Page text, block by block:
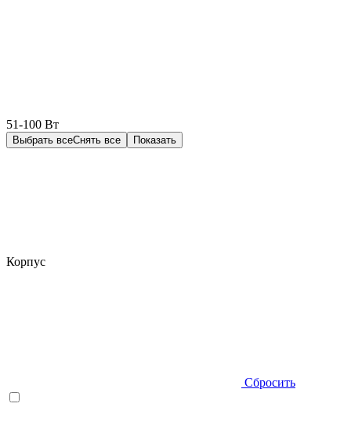
51-100 Вт
Выбрать всеСнять все Показать
Корпус
Сбросить